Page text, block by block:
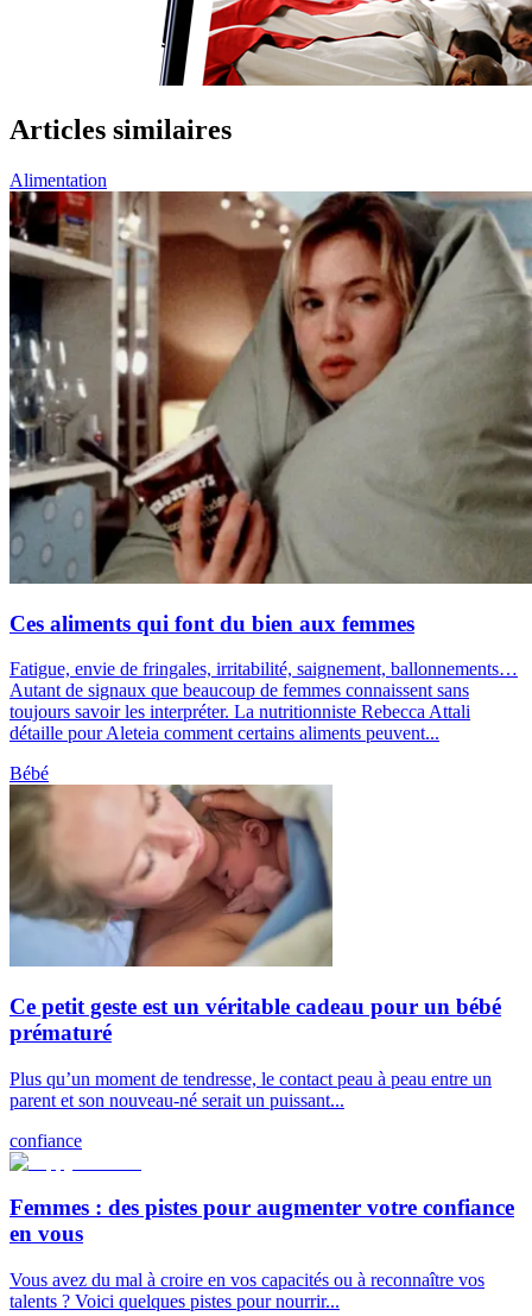
Articles similaires
Alimentation
Ces aliments qui font du bien aux femmes
Fatigue, envie de fringales, irritabilité, saignement, ballonnements…
Autant de signaux que beaucoup de femmes connaissent sans
toujours savoir les interpréter. La nutritionniste Rebecca Attali
détaille pour Aleteia comment certains aliments peuvent...
Bébé
Ce petit geste est un véritable cadeau pour un bébé
prématuré
Plus qu’un moment de tendresse, le contact peau à peau entre un
parent et son nouveau-né serait un puissant...
confiance
Femmes : des pistes pour augmenter votre confiance
en vous
Vous avez du mal à croire en vos capacités ou à reconnaître vos
talents ? Voici quelques pistes pour nourrir...